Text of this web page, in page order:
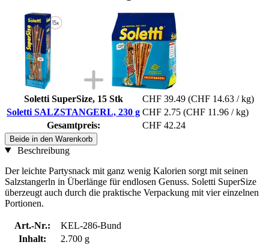
Soletti SuperSize, 15 Stk CHF 39.49 (CHF 14.63 / kg)
Soletti SALZSTANGERL, 230 g CHF 2.75 (CHF 11.96 / kg)
Gesamtpreis:
CHF 42.24
Beide in den Warenkorb
Beschreibung
Der leichte Partysnack mit ganz wenig Kalorien sorgt mit seinen
Salzstangerln in Überlänge für endlosen Genuss. Soletti SuperSize
überzeugt auch durch die praktische Verpackung mit vier einzelnen
Portionen.
Art.-Nr.:
KEL-286-Bund
Inhalt:
2.700 g